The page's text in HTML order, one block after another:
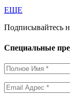
ЕЩЕ
Подписывайтесь
Специальные